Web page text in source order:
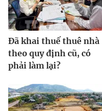
Đã khai thuế thuê nhà
theo quy định cũ, có
phải làm lại?